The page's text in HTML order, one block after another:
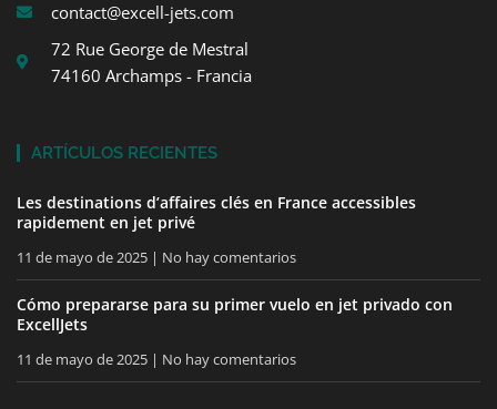
contact@excell-jets.com
72 Rue George de Mestral
74160 Archamps - Francia
ARTÍCULOS RECIENTES
Les destinations d’affaires clés en France accessibles
rapidement en jet privé
11 de mayo de 2025 No hay comentarios
Cómo prepararse para su primer vuelo en jet privado con
ExcellJets
11 de mayo de 2025 No hay comentarios